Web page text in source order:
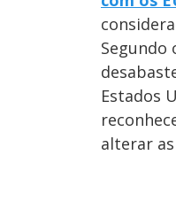
Segundo
Estados
alterar